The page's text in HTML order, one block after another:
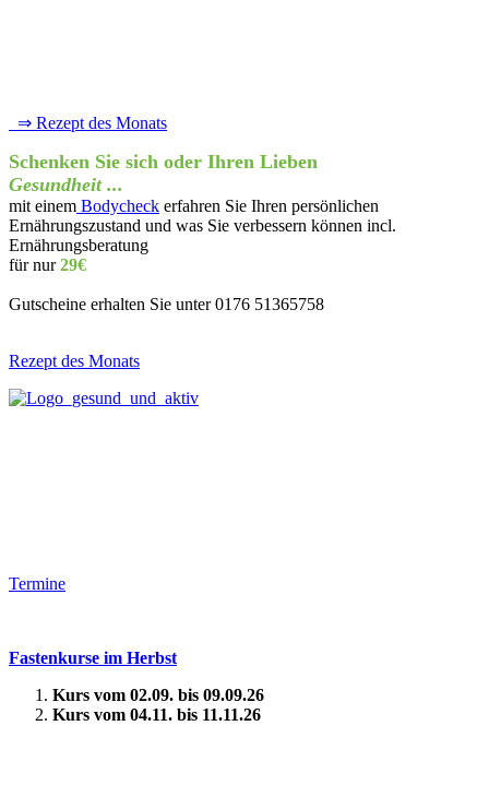
⇒ Rezept des Monats
Schenken Sie sich oder Ihren Lieben
Gesundheit ...
mit einem Bodycheck erfahren Sie Ihren persönlichen
Ernährungszustand und was Sie verbessern können incl.
Ernährungsberatung
für nur29€
Gutscheine erhalten Sie unter 0176 51365758
Rezept des Monats
Termine
Fastenkurse im Herbst
Kurs vom 02.09. bis 09.09.26
Kurs vom 04.11. bis 11.11.26